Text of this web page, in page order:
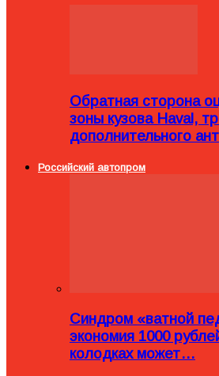
Обратная сторона
зоны кузова Haval,
дополнительного
Российский автопром
Синдром «ватной
экономия 1000
колодках может…